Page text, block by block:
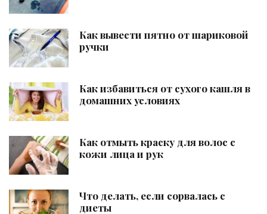
Как вывести пятно от шариковой
ручки
Как избавиться от сухого кашля в
домашних условиях
Как отмыть краску для волос с
кожи лица и рук
Что делать, если сорвалась с
диеты